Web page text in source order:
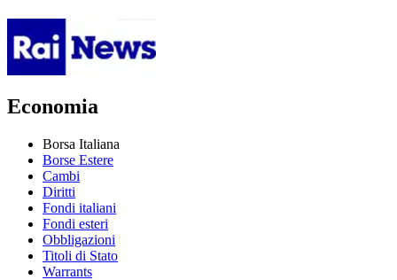
Economia
Borsa Italiana
Borse Estere
Cambi
Diritti
Fondi italiani
Fondi esteri
Obbligazioni
Titoli di Stato
Warrants